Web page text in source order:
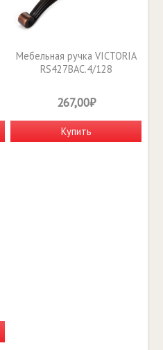
Мебельная ручка VICTORIA
RS427BAC.4/128
267,00₽
Купить